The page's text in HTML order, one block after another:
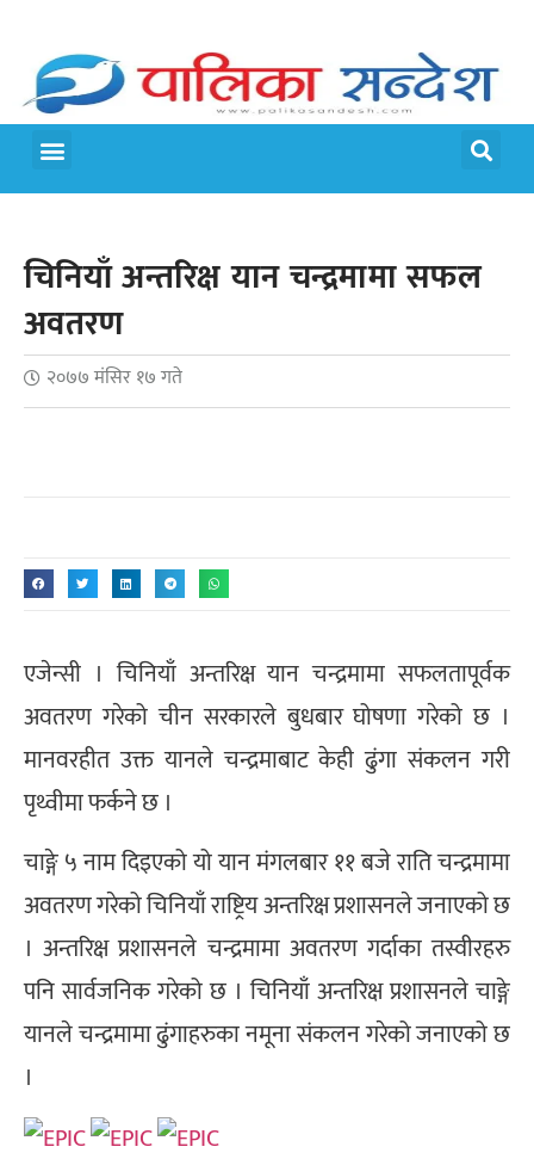
चिनियाँ अन्तरिक्ष यान चन्द्रमामा सफल
अवतरण
२०७७ मंसिर १७ गते
एजेन्सी । चिनियाँ अन्तरिक्ष यान चन्द्रमामा सफलतापूर्वक
अवतरण गरेको चीन सरकारले बुधबार घोषणा गरेको छ ।
मानवरहीत उक्त यानले चन्द्रमाबाट केही ढुंगा संकलन गरी
पृथ्वीमा फर्कने छ ।
चाङ्गे ५ नाम दिइएको यो यान मंगलबार ११ बजे राति चन्द्रमामा
अवतरण गरेको चिनियाँ राष्ट्रिय अन्तरिक्ष प्रशासनले जनाएको छ
। अन्तरिक्ष प्रशासनले चन्द्रमामा अवतरण गर्दाका तस्वीरहरु
पनि सार्वजनिक गरेको छ । चिनियाँ अन्तरिक्ष प्रशासनले चाङ्गे
यानले चन्द्रमामा ढुंगाहरुका नमूना संकलन गरेको जनाएको छ
।